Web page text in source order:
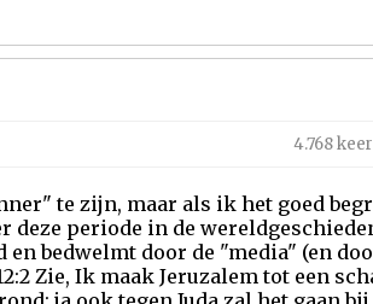
4.768
te zijn, maar als ik het goed
deze periode in de
bedwelmt door de "media" (en
Zie, Ik maak Jeruzalem tot een